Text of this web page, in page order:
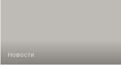
Новости